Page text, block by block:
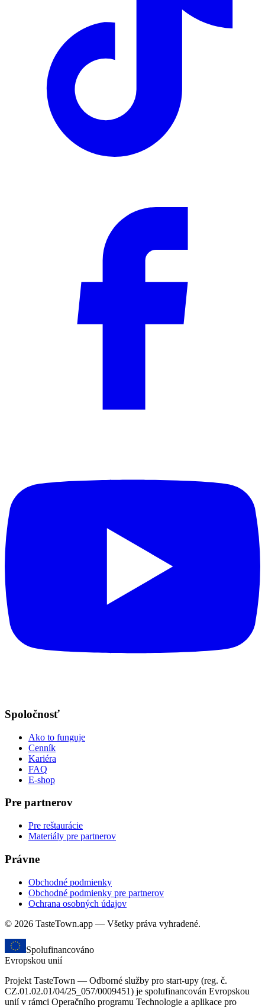
Spoločnosť
Ako to funguje
Cenník
Kariéra
FAQ
E-shop
Pre partnerov
Pre reštaurácie
Materiály pre partnerov
Právne
Obchodné podmienky
Obchodné podmienky pre partnerov
Ochrana osobných údajov
© 2026 TasteTown.app — Všetky práva vyhradené.
Spolufinancováno
Evropskou unií
Projekt TasteTown — Odborné služby pro start-upy (reg. č.
CZ.01.02.01/04/25_057/0009451) je spolufinancován Evropskou
unií v rámci Operačního programu Technologie a aplikace pro